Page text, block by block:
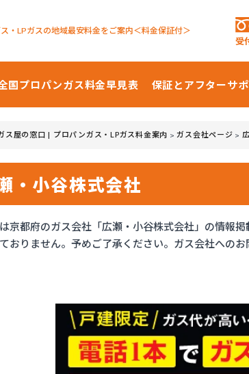
・LPガスの地域最安料金をご案内＜料金保証付＞
受
国プロパンガス料金早見表 保証とアフターサ
ス屋の窓口 | プロパンガス・LPガス料金案内 >ガス会社ページ >
・小谷株式会社
京都府のガス会社「広瀬・小谷株式会社」の情報
おりません。予めご了承ください。ガス会社への